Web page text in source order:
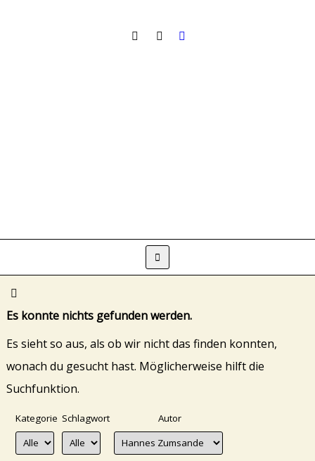
Es konnte nichts gefunden werden.
Es sieht so aus, als ob wir nicht das finden konnten,
wonach du gesucht hast. Möglicherweise hilft die
Suchfunktion.
Kategorie Schlagwort Autor